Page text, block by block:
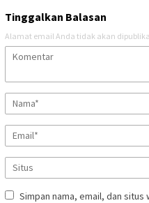
Tinggalkan Balasan
Alamat email Anda tidak akan
Simpan nama, email, dan